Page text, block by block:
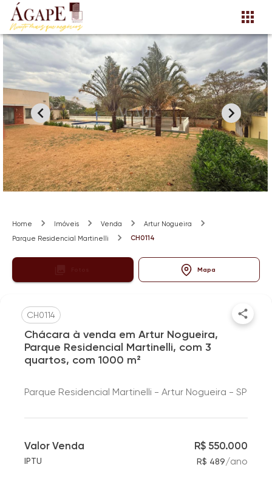
Home Imóveis Venda
Artur Nogueira
Parque Residencial Martinelli
CH0114
Mapa
CH0114
Chácara à venda em Artur Nogueira,
Parque Residencial Martinelli, com 3
quartos, com 1000 m²
Parque Residencial Martinelli - Artur Nogueira - SP
Valor Venda R$ 550.000
IPTU R$ 489/ano